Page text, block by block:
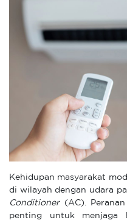
Kehidupan masyarakat
di wilayah dengan udara
Conditioner
(AC).
penting untuk menjaga